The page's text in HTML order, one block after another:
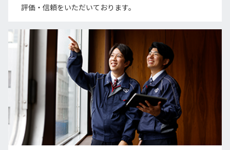
評価・信頼をいただいております。